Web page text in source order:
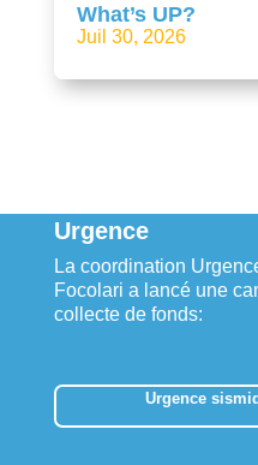
What’s UP?
Juil 30, 2026
Urgence
La coordination
Focolari a lancé une
collecte de fonds:
Urgence